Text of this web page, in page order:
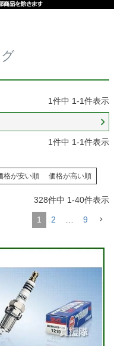
1件中 1-1件表示
1件中 1-1件表示
格が安い順 価格が高い順
328件中 1-40件表示
1 2 … 9